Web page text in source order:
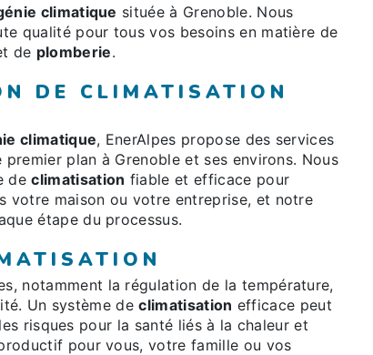
climatique située à Grenoble. Nous
qualité pour tous vos besoins en matière de
de plomberie.
DE CLIMATISATION
climatique, EnerAlpes propose des services
premier plan à Grenoble et ses environs. Nous
declimatisation fiable et efficace pour
votre maison ou votre entreprise, et notre
étape du processus.
notamment la régulation de la température,
Un système declimatisation efficace peut
risques pour la santé liés à la chaleur et
pour vous, votre famille ou vos